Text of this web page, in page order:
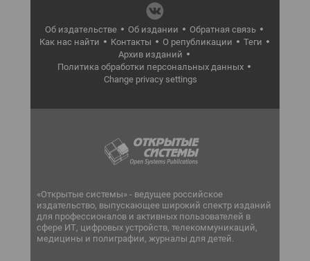
Об издательстве Об издании
Обратная связь
Как нас найти
Контакты О републикации
Теги
Архив изданий
Политика обработки персональных данных
Change privacy settings
«Открытые системы» - ведущее российское
издательство, выпускающее широкий спектр изданий
для профессионалов и активных пользователей в
сфере ИТ, цифровых устройств, телекоммуникаций,
медицины и полиграфии, журналы для детей.